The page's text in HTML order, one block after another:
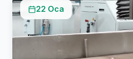
22 Oca